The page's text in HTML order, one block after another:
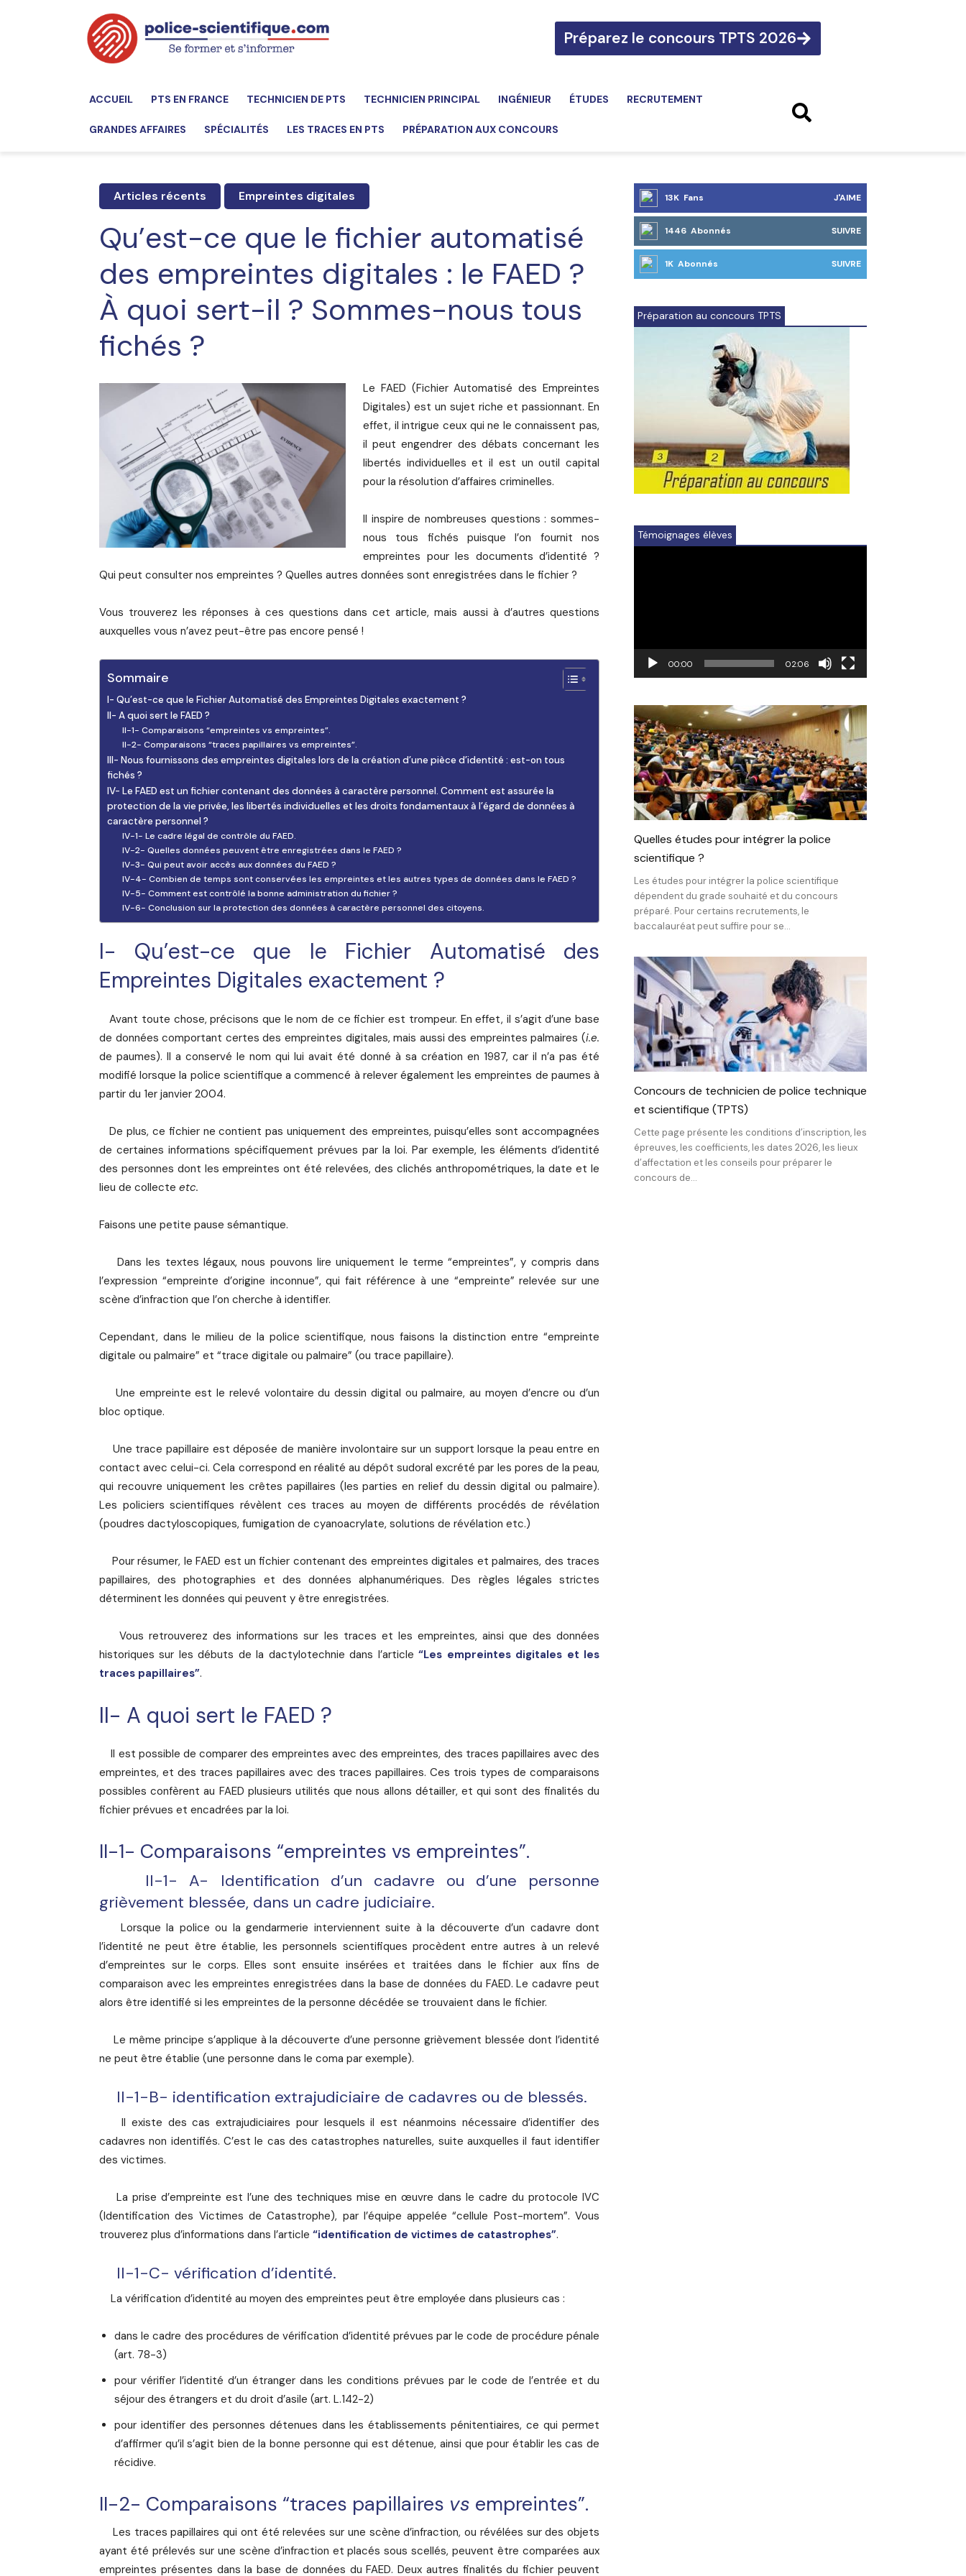
Préparez le concours TPTS 2026
ACCUEIL PTS EN FRANCE TECHNICIEN DE PTS TECHNICIEN PRINCIPAL INGÉNIEUR ÉTUDES RECRUTEMENT
GRANDES AFFAIRES SPÉCIALITÉS LES TRACES EN PTS PRÉPARATION AUX CONCOURS
Articles récents Empreintes digitales
Qu’est-ce que le fichier automatisé
des empreintes digitales : le FAED ?
À quoi sert-il ? Sommes-nous tous
fichés ?
Le FAED (Fichier Automatisé des Empreintes
Digitales) est un sujet riche et passionnant. En
effet, il intrigue ceux qui ne le connaissent pas,
il peut engendrer des débats concernant les
libertés individuelles et il est un outil capital
pour la résolution d’affaires criminelles.
Il inspire de nombreuses questions : sommes-
nous tous fichés puisque l’on fournit nos
empreintes pour les documents d’identité ?
Qui peut consulter nos empreintes ? Quelles autres données sont enregistrées dans le fichier ?
Vous trouverez les réponses à ces questions dans cet article, mais aussi à d’autres questions
auxquelles vous n’avez peut-être pas encore pensé !
Sommaire
I- Qu’est-ce que le Fichier Automatisé des Empreintes Digitales exactement ?
II- A quoi sert le FAED ?
II-1- Comparaisons “empreintes vs empreintes”.
II-2- Comparaisons “traces papillaires vs empreintes”.
III- Nous fournissons des empreintes digitales lors de la création d’une pièce d’identité : est-on tous
fichés ?
IV- Le FAED est un fichier contenant des données à caractère personnel. Comment est assurée la
protection de la vie privée, les libertés individuelles et les droits fondamentaux à l’égard de données à
caractère personnel ?
IV-1- Le cadre légal de contrôle du FAED.
IV-2- Quelles données peuvent être enregistrées dans le FAED ?
IV-3- Qui peut avoir accès aux données du FAED ?
IV-4- Combien de temps sont conservées les empreintes et les autres types de données dans le FAED ?
IV-5- Comment est contrôlé la bonne administration du fichier ?
IV-6- Conclusion sur la protection des données à caractère personnel des citoyens.
I- Qu’est-ce que le Fichier Automatisé des
Empreintes Digitales exactement ?
Avant toute chose, précisons que le nom de ce fichier est trompeur. En effet, il s’agit d’une base
de données comportant certes des empreintes digitales, mais aussi des empreintes palmaires (i.e.
de paumes). Il a conservé le nom qui lui avait été donné à sa création en 1987, car il n’a pas été
modifié lorsque la police scientifique a commencé à relever également les empreintes de paumes à
partir du 1er janvier 2004.
De plus, ce fichier ne contient pas uniquement des empreintes, puisqu’elles sont accompagnées
de certaines informations spécifiquement prévues par la loi. Par exemple, les éléments d’identité
des personnes dont les empreintes ont été relevées, des clichés anthropométriques, la date et le
lieu de collecte etc.
Faisons une petite pause sémantique.
Dans les textes légaux, nous pouvons lire uniquement le terme “empreintes”, y compris dans
l’expression “empreinte d’origine inconnue”, qui fait référence à une “empreinte” relevée sur une
scène d’infraction que l’on cherche à identifier.
Cependant, dans le milieu de la police scientifique, nous faisons la distinction entre “empreinte
digitale ou palmaire” et “trace digitale ou palmaire” (ou trace papillaire).
Une empreinte est le relevé volontaire du dessin digital ou palmaire, au moyen d’encre ou d’un
bloc optique.
Une trace papillaire est déposée de manière involontaire sur un support lorsque la peau entre en
contact avec celui-ci. Cela correspond en réalité au dépôt sudoral excrété par les pores de la peau,
qui recouvre uniquement les crêtes papillaires (les parties en relief du dessin digital ou palmaire).
Les policiers scientifiques révèlent ces traces au moyen de différents procédés de révélation
(poudres dactyloscopiques, fumigation de cyanoacrylate, solutions de révélation etc.)
Pour résumer, le FAED est un fichier contenant des empreintes digitales et palmaires, des traces
papillaires, des photographies et des données alphanumériques. Des règles légales strictes
déterminent les données qui peuvent y être enregistrées.
Vous retrouverez des informations sur les traces et les empreintes, ainsi que des données
historiques sur les débuts de la dactylotechnie dans l’article“Les empreintes digitales et les
traces papillaires”.
II- A quoi sert le FAED ?
Il est possible de comparer des empreintes avec des empreintes, des traces papillaires avec des
empreintes, et des traces papillaires avec des traces papillaires. Ces trois types de comparaisons
possibles confèrent au FAED plusieurs utilités que nous allons détailler, et qui sont des finalités du
fichier prévues et encadrées par la loi.
II-1- Comparaisons “empreintes vs empreintes”.
II-1- A- Identification d’un cadavre ou d’une personne
grièvement blessée, dans un cadre judiciaire.
Lorsque la police ou la gendarmerie interviennent suite à la découverte d’un cadavre dont
l’identité ne peut être établie, les personnels scientifiques procèdent entre autres à un relevé
d’empreintes sur le corps. Elles sont ensuite insérées et traitées dans le fichier aux fins de
comparaison avec les empreintes enregistrées dans la base de données du FAED. Le cadavre peut
alors être identifié si les empreintes de la personne décédée se trouvaient dans le fichier.
Le même principe s’applique à la découverte d’une personne grièvement blessée dont l’identité
ne peut être établie (une personne dans le coma par exemple).
II-1-B- identification extrajudiciaire de cadavres ou de blessés.
Il existe des cas extrajudiciaires pour lesquels il est néanmoins nécessaire d’identifier des
cadavres non identifiés. C’est le cas des catastrophes naturelles, suite auxquelles il faut identifier
des victimes.
La prise d’empreinte est l’une des techniques mise en œuvre dans le cadre du protocole IVC
(Identification des Victimes de Catastrophe), par l’équipe appelée “cellule Post-mortem”. Vous
trouverez plus d’informations dans l’article “identification de victimes de catastrophes”.
II-1-C- vérification d’identité.
La vérification d’identité au moyen des empreintes peut être employée dans plusieurs cas :
dans le cadre des procédures de vérification d’identité prévues par le code de procédure pénale
(art. 78-3)
pour vérifier l’identité d’un étranger dans les conditions prévues par le code de l’entrée et du
séjour des étrangers et du droit d’asile (art. L.142-2)
pour identifier des personnes détenues dans les établissements pénitentiaires, ce qui permet
d’affirmer qu’il s’agit bien de la bonne personne qui est détenue, ainsi que pour établir les cas de
récidive.
II-2- Comparaisons “traces papillaires vs empreintes”.
Les traces papillaires qui ont été relevées sur une scène d’infraction, ou révélées sur des objets
ayant été prélevés sur une scène d’infraction et placés sous scellés, peuvent être comparées aux
empreintes présentes dans la base de données du FAED. Deux autres finalités du fichier peuvent
13K Fans J'AIME
1446 Abonnés SUIVRE
1K Abonnés SUIVRE
Préparation au concours TPTS
Témoignages élèves
00:00 02:06
Quelles études pour intégrer la police
scientifique ?
Les études pour intégrer la police scientifique
dépendent du grade souhaité et du concours
préparé. Pour certains recrutements, le
baccalauréat peut suffire pour se...
Concours de technicien de police technique
et scientifique (TPTS)
Cette page présente les conditions d’inscription, les
épreuves, les coefficients, les dates 2026, les lieux
d’affectation et les conseils pour préparer le
concours de...